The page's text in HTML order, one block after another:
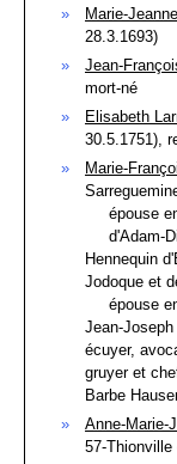
Marie-
28.3.1693)
Jean-
mort-né
Elisabeth
30.5.1751),
Marie-
épouse
d'Adam-
Hennequin
Jodoque et
épouse
Jean-
écuyer,
gruyer et
Barbe
Anne-Marie-
57-Thionville